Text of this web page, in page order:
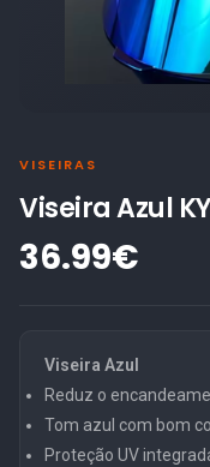
VISEIRAS
Viseira Azul
36.99€
Viseira Azul
Reduz o
Tom azul com bom
Proteção UV